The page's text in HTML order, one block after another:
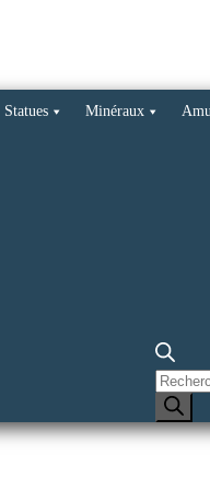
Statues Minéraux
de
produits